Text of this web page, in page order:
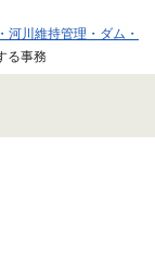
河川維持管理・ダム・
る事務